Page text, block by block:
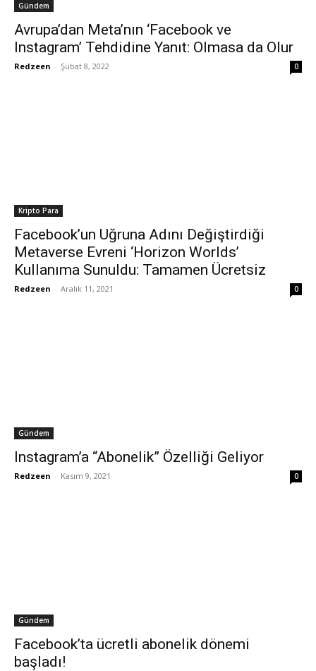
Gündem
Avrupa’dan Meta’nın ‘Facebook ve
Instagram’ Tehdidine Yanıt: Olmasa da Olur
Redzeen - Şubat 8, 2022 0
Kripto Para
Facebook’un Uğruna Adını Değiştirdiği
Metaverse Evreni ‘Horizon Worlds’
Kullanıma Sunuldu: Tamamen Ücretsiz
Redzeen - Aralık 11, 2021 0
Gündem
Instagram’a “Abonelik” Özelliği Geliyor
Redzeen - Kasım 9, 2021 0
Gündem
Facebook’ta ücretli abonelik dönemi
başladı!